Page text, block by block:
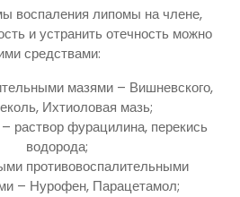
воспаления липомы на члене,
и устранить отечность можно
средствами:
мазями – Вишневского,
Ихтиоловая мазь;
раствор фурацилина, перекись
водорода;
противовоспалительными
– Нурофен, Парацетамол;